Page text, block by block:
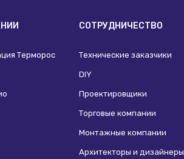
Терморос
СОТРУДНИЧЕСТВО
Технические заказчики
DIY
Проектировщики
Торговые компании
Монтажные компании
Архитекторы и дизайнеры